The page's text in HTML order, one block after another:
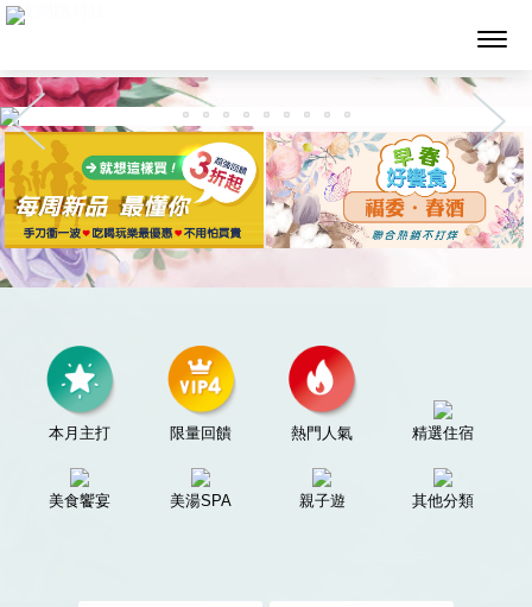
墨攻網路科技
本月主打 限量回饋 熱門人氣 精選住宿
美食饗宴 美湯SPA 親子遊 其他分類